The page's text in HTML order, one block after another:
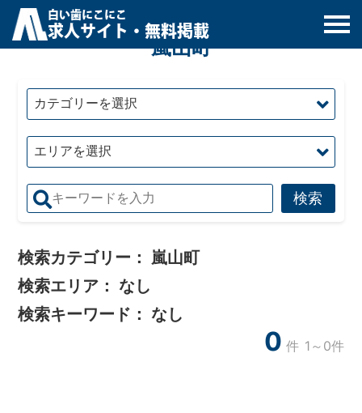
白 い歯にこにこ
求人サイト・無料掲載
嵐山町
検索カテゴリー： 嵐山町
検索エリア： なし
検索キーワード： なし
0 件 1～0件